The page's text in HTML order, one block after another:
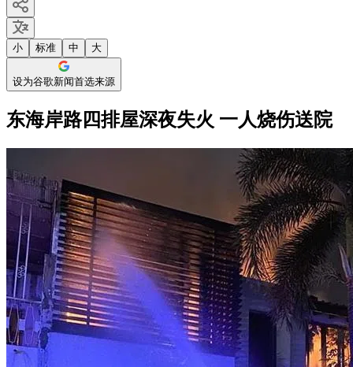
小 标准 中 大
设为谷歌新闻首选来源
东海岸路四排屋深夜失火 一人烧伤送院